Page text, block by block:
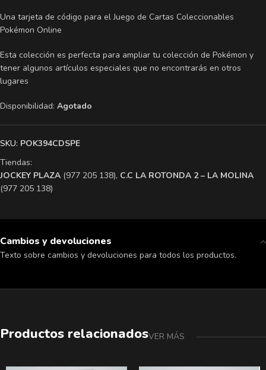
Una tarjeta de código para el Juego de Cartas Coleccionables
Pokémon Online
Esta colección es perfecta para ampliar tu colección de Pokémon y
tener algunos artículos especiales que no encontrarás en otros
lugares
Disponibilidad: Agotado
SKU: POK394CDSPE
Tiendas:
​JOCKEY PLAZA (977 205 138), ​C.C LA ROTONDA 2 – LA MOLINA
(977 205 138)
Cambios y devoluciones
Texto sobre cambios y devoluciones para todos los productos.
Productos relacionadosVER MÁS